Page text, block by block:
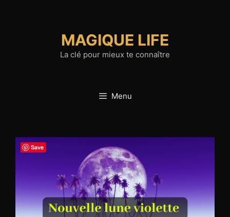
MAGIQUE LIFE
La clé pour mieux te connaître
Menu
Save